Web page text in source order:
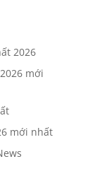
2026
mới
mới nhất